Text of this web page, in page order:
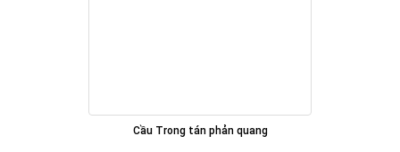
Cầu Trong tán phản quang